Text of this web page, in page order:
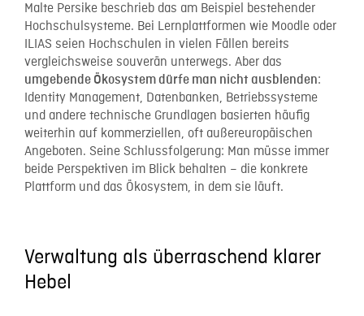
Malte Persike beschrieb das am Beispiel bestehender
Hochschulsysteme. Bei Lernplattformen wie Moodle oder
ILIAS seien Hochschulen in vielen Fällen bereits
vergleichsweise souverän unterwegs. Aber das
umgebende Ökosystem dürfe man nicht ausblenden:
Identity Management, Datenbanken, Betriebssysteme
und andere technische Grundlagen basierten häufig
weiterhin auf kommerziellen, oft außereuropäischen
Angeboten. Seine Schlussfolgerung: Man müsse immer
beide Perspektiven im Blick behalten – die konkrete
Plattform und das Ökosystem, in dem sie läuft.
Verwaltung als überraschend klarer
Hebel